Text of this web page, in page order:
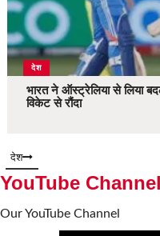
देश
भारत ने ऑस्ट्रेलिया से लिया
विकेट से रौंदा
देश
YouTube
Our YouTube Channel